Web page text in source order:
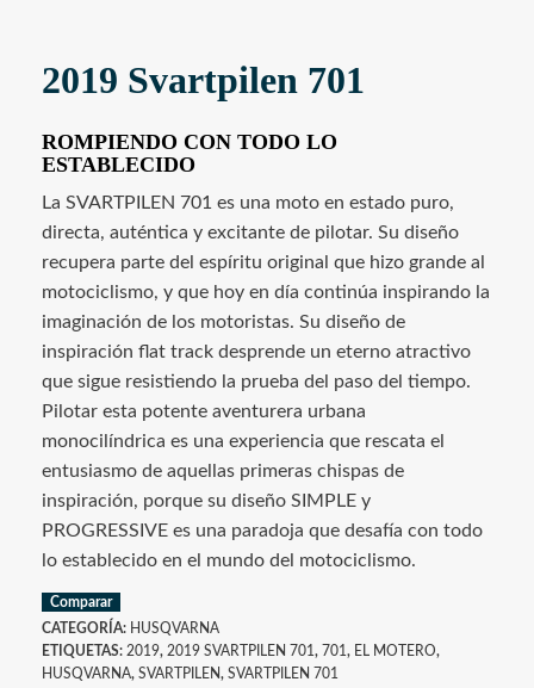
2019 Svartpilen 701
ROMPIENDO CON TODO LO
ESTABLECIDO
La SVARTPILEN 701 es una moto en estado puro,
directa, auténtica y excitante de pilotar. Su diseño
recupera parte del espíritu original que hizo grande al
motociclismo, y que hoy en día continúa inspirando la
imaginación de los motoristas. Su diseño de
inspiración flat track desprende un eterno atractivo
que sigue resistiendo la prueba del paso del tiempo.
Pilotar esta potente aventurera urbana
monocilíndrica es una experiencia que rescata el
entusiasmo de aquellas primeras chispas de
inspiración, porque su diseño SIMPLE y
PROGRESSIVE es una paradoja que desafía con todo
lo establecido en el mundo del motociclismo.
Comparar
CATEGORÍA: HUSQVARNA
ETIQUETAS: 2019, 2019 SVARTPILEN 701 , 701 , EL MOTERO,
HUSQVARNA, SVARTPILEN, SVARTPILEN 701